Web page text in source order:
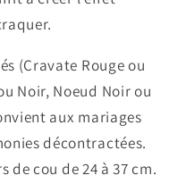
(Cravate Rouge ou
Noir, Noeud Noir ou
aux mariages
décontractées.
de cou de 24 à 37 cm.